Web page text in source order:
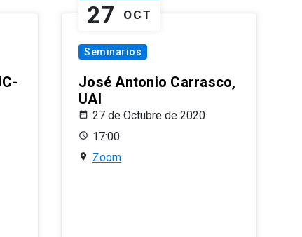
27 OCT
Seminarios
José Antonio Carrasco,
UAI
27 de Octubre de 2020
17:00
Zoom